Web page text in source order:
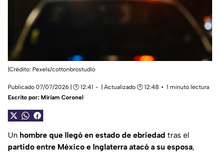
|Crédito: Pexels/cottonbrostudio
Publicado 07/07/2026 | 🕑 12:41 | Actualizado 🕑 12:48
1 minuto lectura
Escrito por: Miriam Coronel
Un hombre que llegó en estado de ebriedad tras el
partido entre México e Inglaterra atacó a su esposa,